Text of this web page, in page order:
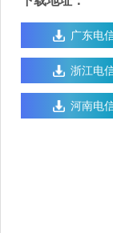
广东电
浙江电
河南电